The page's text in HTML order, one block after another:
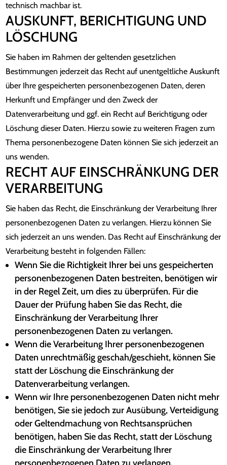
technisch machbar ist.
AUSKUNFT, BERICHTIGUNG UND
LÖSCHUNG
Sie haben im Rahmen der geltenden gesetzlichen
Bestimmungen jederzeit das Recht auf unentgeltliche Auskunft
über Ihre gespeicherten personenbezogenen Daten, deren
Herkunft und Empfänger und den Zweck der
Datenverarbeitung und ggf. ein Recht auf Berichtigung oder
Löschung dieser Daten. Hierzu sowie zu weiteren Fragen zum
Thema personenbezogene Daten können Sie sich jederzeit an
uns wenden.
RECHT AUF EINSCHRÄNKUNG DER
VERARBEITUNG
Sie haben das Recht, die Einschränkung der Verarbeitung Ihrer
personenbezogenen Daten zu verlangen. Hierzu können Sie
sich jederzeit an uns wenden. Das Recht auf Einschränkung der
Verarbeitung besteht in folgenden Fällen:
Wenn Sie die Richtigkeit Ihrer bei uns gespeicherten
personenbezogenen Daten bestreiten, benötigen wir
in der Regel Zeit, um dies zu überprüfen. Für die
Dauer der Prüfung haben Sie das Recht, die
Einschränkung der Verarbeitung Ihrer
personenbezogenen Daten zu verlangen.
Wenn die Verarbeitung Ihrer personenbezogenen
Daten unrechtmäßig geschah/geschieht, können Sie
statt der Löschung die Einschränkung der
Datenverarbeitung verlangen.
Wenn wir Ihre personenbezogenen Daten nicht mehr
benötigen, Sie sie jedoch zur Ausübung, Verteidigung
oder Geltendmachung von Rechtsansprüchen
benötigen, haben Sie das Recht, statt der Löschung
die Einschränkung der Verarbeitung Ihrer